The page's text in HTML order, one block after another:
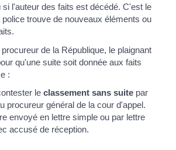
si l'auteur des faits est décédé. C'est le
trouve de nouveaux éléments ou
de la République, le plaignant
qu'une suite soit donnée aux faits
:
leclassement sans suite par
procureur général de la cour d'appel.
envoyé en lettre simple ou par lettre
accusé de réception.